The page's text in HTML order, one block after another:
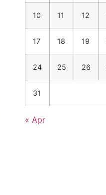
10 11 12
17 18 19
24 25 26
31
« Apr